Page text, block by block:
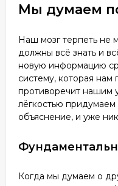
Мы думаем
Наш мозг терпеть не
должны всё знать и
новую информацию
систему, которая
противоречит нашим
лёгкостью
объяснение, и уже
Когда мы думаем о